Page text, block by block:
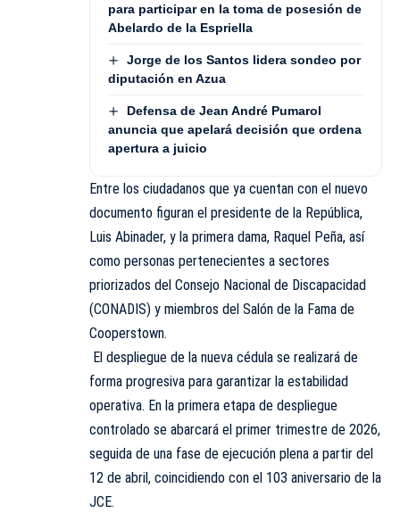
para participar en la toma de posesión de
Abelardo de la Espriella
Jorge de los Santos lidera sondeo por
diputación en Azua
Defensa de Jean André Pumarol
anuncia que apelará decisión que ordena
apertura a juicio
Entre los ciudadanos que ya cuentan con el nuevo
documento figuran el presidente de la República,
Luis Abinader, y la primera dama, Raquel Peña, así
como personas pertenecientes a sectores
priorizados del Consejo Nacional de Discapacidad
(CONADIS) y miembros del Salón de la Fama de
Cooperstown.
El despliegue de la nueva cédula se realizará de
forma progresiva para garantizar la estabilidad
operativa. En la primera etapa de despliegue
controlado se abarcará el primer trimestre de 2026,
seguida de una fase de ejecución plena a partir del
12 de abril, coincidiendo con el 103 aniversario de la
JCE.